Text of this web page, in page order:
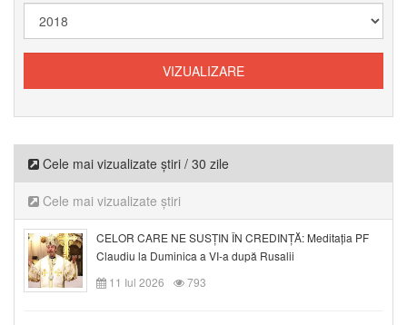
Cele mai vizualizate știri / 30 zile
Cele mai vizualizate știri
CELOR CARE NE SUSȚIN ÎN CREDINȚĂ: Meditația PF
Claudiu la Duminica a VI-a după Rusalii
11 Iul 2026
793